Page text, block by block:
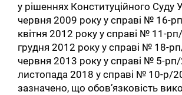
у рішеннях Конституційного Суду
червня 2009 року у справі № 16-
квітня 2012 року у справі № 11-
грудня 2012 року у справі № 18-
червня 2013 року у справі № 5-рп/
листопада 2018 у справі № 10-р/
зазначено, що обов’язковість